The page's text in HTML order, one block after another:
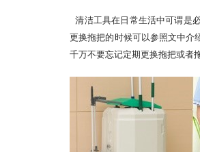
清洁工具在日常生活中可谓是
更换拖把的时候可以参照文中介
千万不要忘记定期更换拖把或者